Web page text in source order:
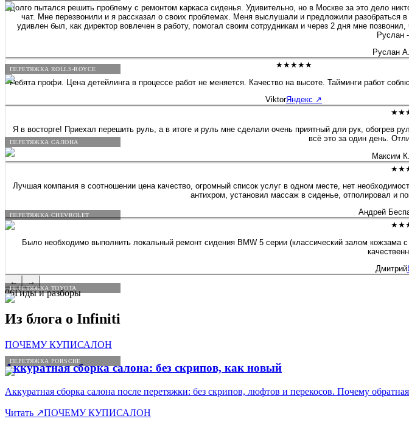
ПЕРЕТЯЖКА ROLLS-ROYCE
ПЕРЕТЯЖКА САЛОНА
ПЕРЕТЯЖКА CHEVROLET
ПЕРЕТЯЖКА TOYOTA
ПЕРЕТЯЖКА PORSCHE
Долго пытался решить проблему с ремонтом каркаса сиденья. Удивительно, но в Москве за это дело
чат. Мне перезвонили и я рассказал о своих проблемах. Меня выслушали и предложили разобраться в проблеме. Мастер Саша и директор Алексей вместе решили это вопрос. Хочу дополнить, что я приятно
удивлен был, как директор вовлечен в работу, помогал своим сотрудникам и через 2 дня мне позвонил, чтобы узнать результат. Купи салон - профессионалы! К
Руслан
Руслан А.
★★★★★
Ребята профи. Цена детейлинга в процессе работ не меняется. Качество на высоте. Тайминги работ
ViktorЯндекс ↗
Я в восторге! Приехал перешить руль, а в итоге и руль мне сделали очень приятный для рук, обогрев
всё
Максим К.
Лучшая компания в соотношении цена качество, огромный список услуг в одном месте, нет
антихром, установил массаж в сиденье, отполировал и
Андрей
Было необходимо выполнить локальный ремонт сидения BMW 5 серии (классический залом кожзама
Дмитрий
←
→
06Гиды и разборы
Из блога о Infiniti
ПОЧЕМУ КУПИСАЛОН
Аккуратная сборка салона: без скрипов, как новый
Аккуратная сборка салона после перетяжки: без скрипов, люфтов и перекосов. Почему
Читать ↗ПОЧЕМУ КУПИСАЛОН